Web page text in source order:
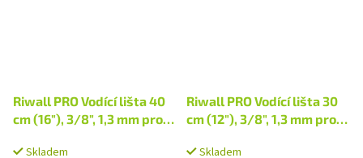
Riwall PRO Vodící lišta 40
cm (16"), 3/8", 1,3 mm pro
2440
Skladem
Riwall PRO Vodící lišta 30
cm (12"), 3/8", 1,3 mm pro
Skladem